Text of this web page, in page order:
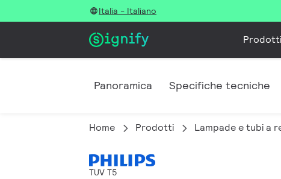
Italia - Italiano
Prodotti
Panoramica Specifiche tecniche
Home Prodotti Lampade e tubi a
TUV T5